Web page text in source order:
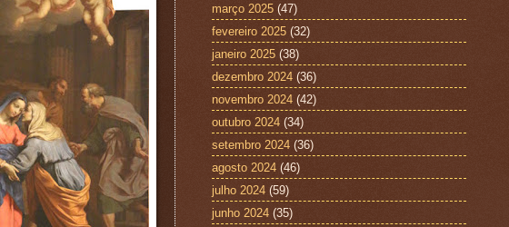
março 2025 (47)
fevereiro 2025 (32)
janeiro 2025 (38)
dezembro 2024 (36)
novembro 2024 (42)
outubro 2024 (34)
setembro 2024 (36)
agosto 2024 (46)
julho 2024 (59)
junho 2024 (35)